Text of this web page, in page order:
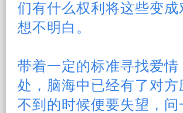
们有什么权利将这些变
想不明白。
带着一定的标准寻找爱情
处，脑海中已经有了对
不到的时候便要失望 ，